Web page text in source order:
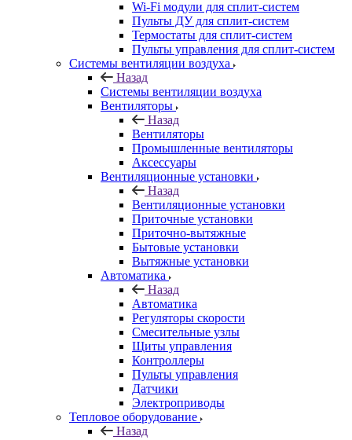
Wi-Fi модули для сплит-систем
Пульты ДУ для сплит-систем
Термостаты для сплит-систем
Пульты управления для сплит-систем
Системы вентиляции воздуха
Назад
Системы вентиляции воздуха
Вентиляторы
Назад
Вентиляторы
Промышленные вентиляторы
Аксессуары
Вентиляционные установки
Назад
Вентиляционные установки
Приточные установки
Приточно-вытяжные
Бытовые установки
Вытяжные установки
Автоматика
Назад
Автоматика
Регуляторы скорости
Смесительные узлы
Щиты управления
Контроллеры
Пульты управления
Датчики
Электроприводы
Тепловое оборудование
Назад